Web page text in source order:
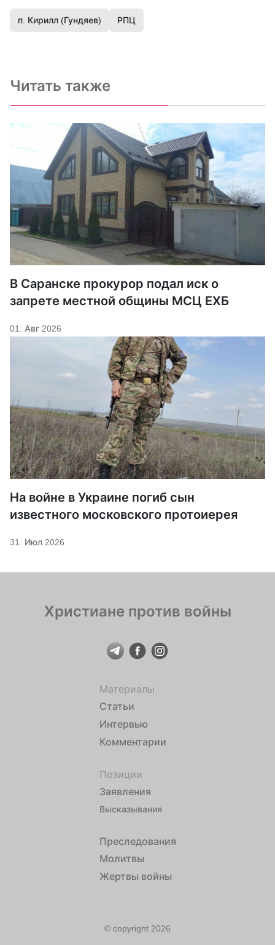
п. Кирилл (Гундяев) РПЦ
Читать также
В Саранске прокурор подал иск о
запрете местной общины МСЦ ЕХБ
01. Авг 2026
На войне в Украине погиб сын
известного московского протоиерея
31. Июл 2026
Христиане против войны
Материалы
Статьи
Интервью
Комментарии
Позиции
Заявления
Высказывания
Преследования
Молитвы
Жертвы войны
© copyright 2026